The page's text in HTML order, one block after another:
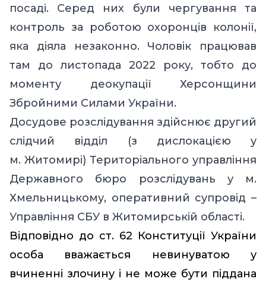
посаді. Серед них були чергування та
контроль за роботою охоронців колонії,
яка діяла незаконно. Чоловік працював
там до листопада 2022 року, тобто до
моменту деокупації Херсонщини
Збройними Силами України.
Досудове розслідування здійснює другий
слідчий відділ (з дислокацією у
м. Житомирі) Територіального управління
Державного бюро розслідувань у м.
Хмельницькому, оперативний супровід –
Управління СБУ в Житомирській області.
Відповідно до ст. 62 Конституції України
особа вважається невинуватою у
вчиненні злочину і не може бути піддана